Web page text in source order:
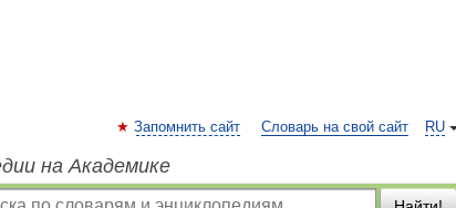
RU
Запомнить сайт Словарь на свой сайт
на Академике